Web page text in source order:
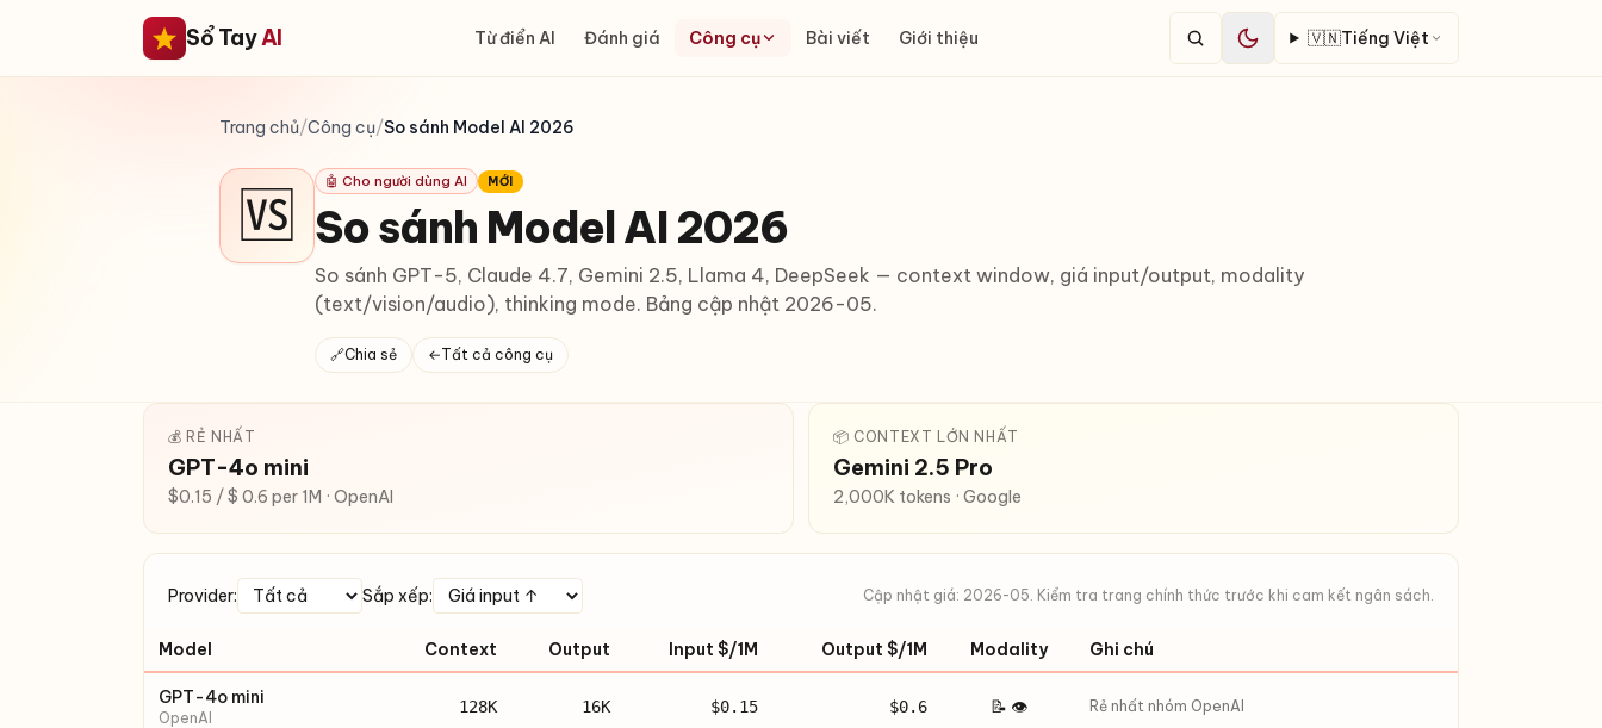
Sổ TayAI Từ điển AI Đánh giá Công cụ Bài viết Giới thiệu 🇻🇳Tiếng Việt
Trang chủ/Công cụ/So sánh Model AI 2026
🆚 🤖 Cho người dùng AI MỚI
So sánh Model AI 2026
So sánh GPT-5, Claude 4.7, Gemini 2.5, Llama 4, DeepSeek — context window, giá input/output, modality
(text/vision/audio), thinking mode. Bảng cập nhật 2026-05.
🔗Chia sẻ ←Tất cả công cụ
💰 RẺ NHẤT
GPT-4o mini
$0.15 / $ 0.6 per 1M · OpenAI
📦 CONTEXT LỚN NHẤT
Gemini 2.5 Pro
2,000K tokens · Google
Provider: Sắp xếp: Cập nhật giá: 2026-05. Kiểm tra trang chính thức trước khi cam kết ngân sách.
Model Context Output Input $/1M Output $/1M Modality Ghi chú
GPT-4o mini
OpenAI
128K 16K $0.15 $0.6 📝 👁 Rẻ nhất nhóm OpenAI